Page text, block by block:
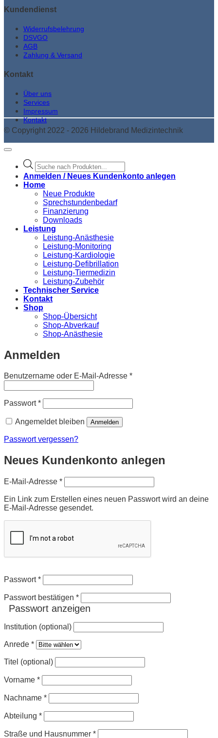
Kundendienst
Widerrufsbelehrung
DSVGO
AGB
Zahlung & Versand
Kontakt
Über uns
Services
Impressum
Kontakt
© Copyright 2022 - 2026 Hildebrand Medizintechnik
Products
search
Anmelden / Neues Kundenkonto anlegen
Home
Neue Produkte
Sprechstundenbedarf
Finanzierung
Downloads
Leistung
Leistung-Anästhesie
Leistung-Monitoring
Leistung-Kardiologie
Leistung-Defibrillation
Leistung-Tiermedizin
Leistung-Zubehör
Technischer Service
Kontakt
Shop
Shop-Übersicht
Shop-Abverkauf
Shop-Anästhesie
Anmelden
Benutzername oder E-Mail-Adresse *Erforderlich
Passwort*Erforderlich
Angemeldet bleiben Anmelden
Passwort vergessen?
Neues Kundenkonto anlegen
E-Mail-Adresse *Erforderlich
Ein Link zum Erstellen eines neuen Passwort wird an deine
E-Mail-Adresse gesendet.
Passwort*
Passwort bestätigen *
Passwort anzeigen
Institution (optional)
Anrede *
Titel (optional)
Vorname *
Nachname *
Abteilung *
Straße und Hausnummer *